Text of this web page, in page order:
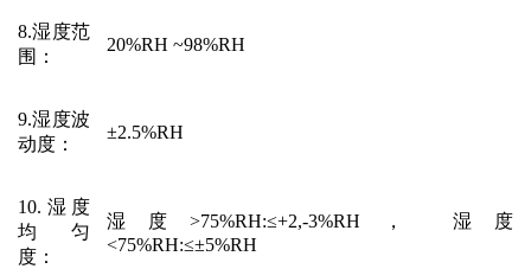
8.湿度范
围 ：
20%RH ~98%RH
9.湿度波
动度 ：
±2.5%RH
10.湿度
均匀
度 ：
湿度>75%RH:≤+2,-3%RH， 湿度
<75%RH:≤±5%RH